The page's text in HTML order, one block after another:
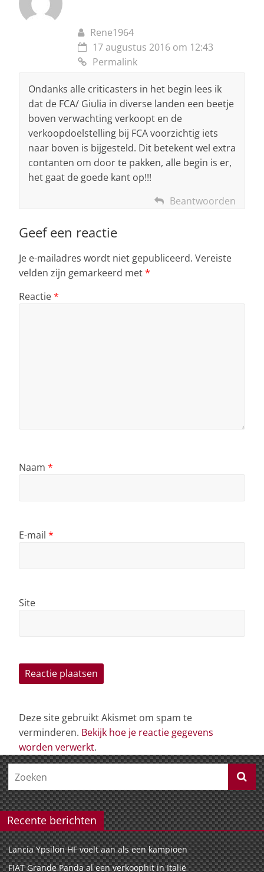
Rene1964
17 augustus 2016 om 12:43
Permalink
Ondanks alle criticasters in het begin lees ik
dat de FCA/ Giulia in diverse landen een beetje
boven verwachting verkoopt en de
verkoopdoelstelling bij FCA voorzichtig iets
naar boven is bijgesteld. Dit betekent wel extra
contanten om door te pakken, alle begin is er,
het gaat de goede kant op!!!
Beantwoorden
Geef een reactie
Je e-mailadres wordt niet gepubliceerd. Vereiste
velden zijn gemarkeerd met*
Reactie*
Naam *
E-mail *
Site
Deze site gebruikt Akismet om spam te
verminderen. Bekijk hoe je reactie gegevens
worden verwerkt.
Recente berichten
Lancia Ypsilon HF voelt aan als een kampioen
FIAT Grande Panda al een verkoophit in Italië